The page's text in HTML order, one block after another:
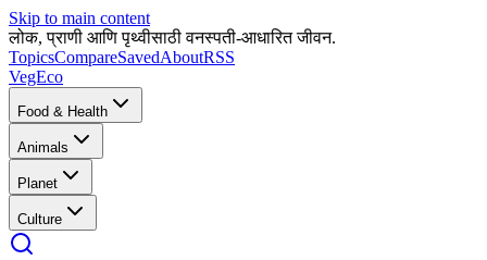
Skip to main content
लोक, प्राणी आणि पृथ्वीसाठी वनस्पती-आधारित जीवन.
TopicsCompareSavedAboutRSS
VegEco
Food & Health
Animals
Planet
Culture